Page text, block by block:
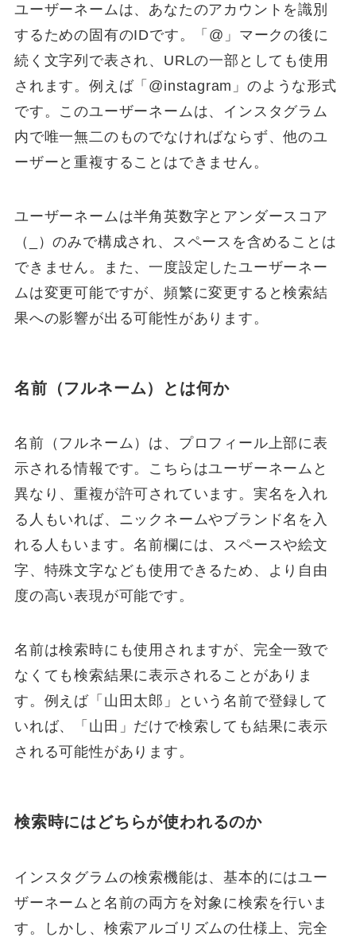
ユーザーネームは、あなたのアカウントを識別
するための固有のIDです。「@」マークの後に
続く文字列で表され、URLの一部としても使用
されます。例えば「@instagram」のような形式
です。このユーザーネームは、インスタグラム
内で唯一無二のものでなければならず、他のユ
ーザーと重複することはできません。
ユーザーネームは半角英数字とアンダースコア
（_）のみで構成され、スペースを含めることは
できません。また、一度設定したユーザーネー
ムは変更可能ですが、頻繁に変更すると検索結
果への影響が出る可能性があります。
名前（フルネーム）とは何か
名前（フルネーム）は、プロフィール上部に表
示される情報です。こちらはユーザーネームと
異なり、重複が許可されています。実名を入れ
る人もいれば、ニックネームやブランド名を入
れる人もいます。名前欄には、スペースや絵文
字、特殊文字なども使用できるため、より自由
度の高い表現が可能です。
名前は検索時にも使用されますが、完全一致で
なくても検索結果に表示されることがありま
す。例えば「山田太郎」という名前で登録して
いれば、「山田」だけで検索しても結果に表示
される可能性があります。
検索時にはどちらが使われるのか
インスタグラムの検索機能は、基本的にはユー
ザーネームと名前の両方を対象に検索を行いま
す。しかし、検索アルゴリズムの仕様上、完全